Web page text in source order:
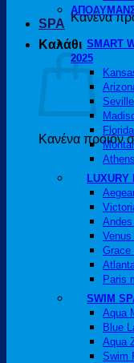
Κανένα
Καλάθι
Κανένα προϊόν
SPA
SMART
2025
LUXURY
Grace
Paris
SWIM
Aqua
Blue
Aqua
Swim